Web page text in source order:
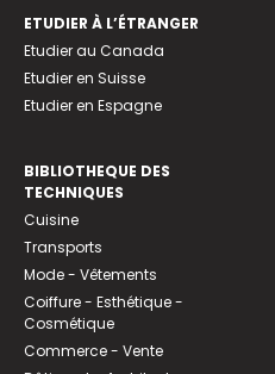
ETUDIER À L’ÉTRANGER
Etudier au Canada
Etudier en Suisse
Etudier en Espagne
BIBLIOTHEQUE DES
TECHNIQUES
Cuisine
Transports
Mode - Vêtements
Coiffure - Esthétique -
Cosmétique
Commerce - Vente